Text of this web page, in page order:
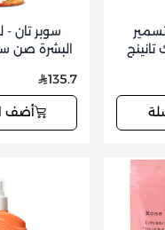
سوبر تان
135.7
أضف